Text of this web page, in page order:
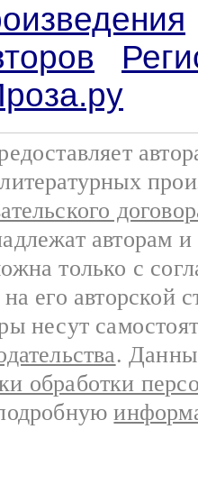
авторам
только с
его авторской
несут
.
обработки